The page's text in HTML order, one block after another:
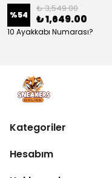
%54
₺ 3,549.00
₺ 1,649.00
10 Ayakkabı Numarası?
Kategoriler
Hesabım